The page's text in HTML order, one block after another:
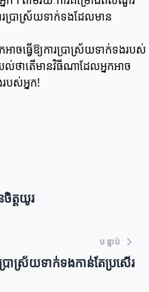
ប្រាស្រ័យទាក់ទងដែលមាន
ាចធ្វើឱ្យការប្រាស្រ័យទាក់ទងរបស់
ថាតើមានវិធីណាដែលអ្នកអាច
បស់អ្នក!
ចិត្តយូរ
បន្ទាប់
ប្រាស្រ័យទាក់ទងកាន់តែប្រសើរ